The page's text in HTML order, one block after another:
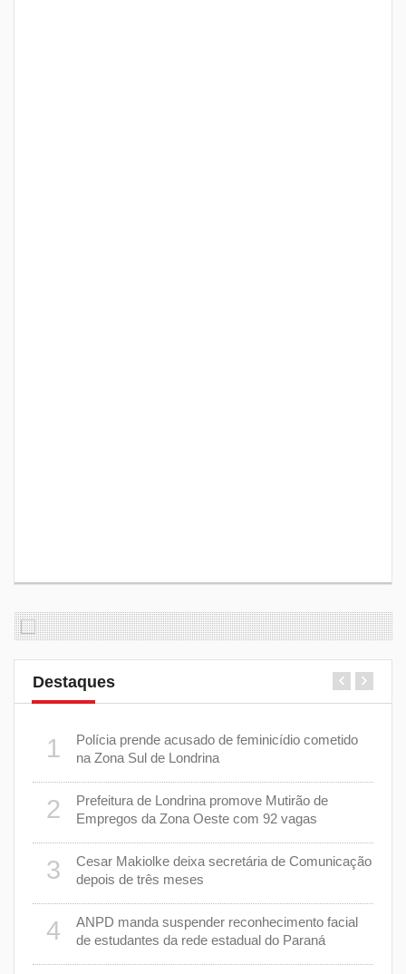
Destaques
1
Polícia prende acusado de feminicídio cometido
na Zona Sul de Londrina
2
Prefeitura de Londrina promove Mutirão de
Empregos da Zona Oeste com 92 vagas
3
Cesar Makiolke deixa secretária de Comunicação
depois de três meses
4
ANPD manda suspender reconhecimento facial
de estudantes da rede estadual do Paraná